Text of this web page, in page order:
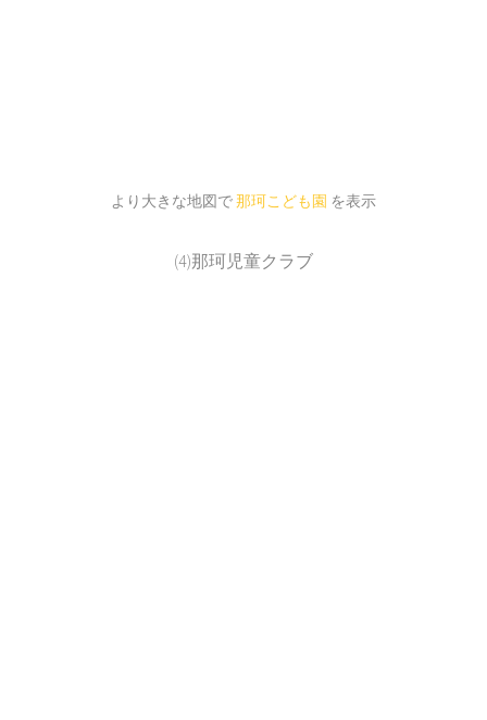
より大きな地図で那珂こども園 を表示
(4)那珂児童クラブ